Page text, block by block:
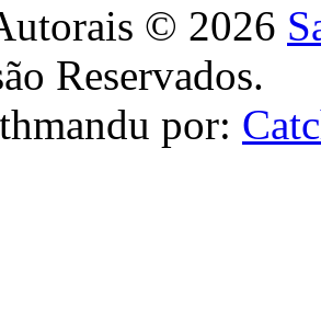
© 2026
Reservados.
por: